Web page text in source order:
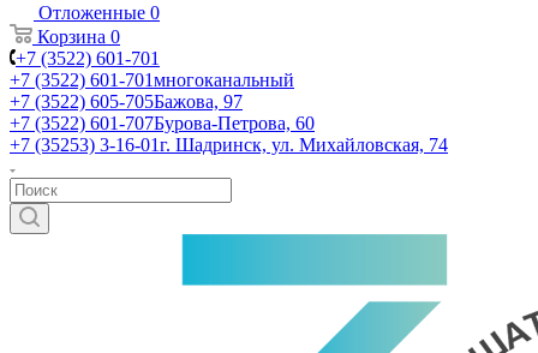
Отложенные 0
Корзина 0
+7 (3522) 601-701
+7 (3522) 601-701многоканальный
+7 (3522) 605-705Бажова, 97
+7 (3522) 601-707Бурова-Петрова, 60
+7 (35253) 3-16-01г. Шадринск, ул. Михайловская, 74